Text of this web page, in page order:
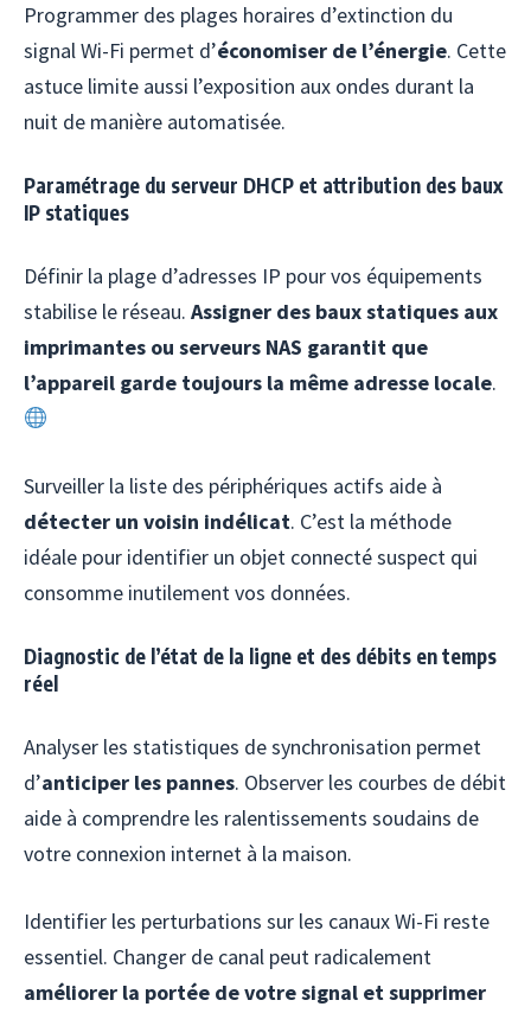
Programmer des plages horaires d’extinction du
signal Wi-Fi permet d’économiser de l’énergie. Cette
astuce limite aussi l’exposition aux ondes durant la
nuit de manière automatisée.
Paramétrage du serveur DHCP et attribution des baux
IP statiques
Définir la plage d’adresses IP pour vos équipements
stabilise le réseau. Assigner des baux statiques aux
imprimantes ou serveurs NAS garantit que
l’appareil garde toujours la même adresse locale.
Surveiller la liste des périphériques actifs aide à
détecter un voisin indélicat. C’est la méthode
idéale pour identifier un objet connecté suspect qui
consomme inutilement vos données.
Diagnostic de l’état de la ligne et des débits en temps
réel
Analyser les statistiques de synchronisation permet
d’anticiper les pannes. Observer les courbes de débit
aide à comprendre les ralentissements soudains de
votre connexion internet à la maison.
Identifier les perturbations sur les canaux Wi-Fi reste
essentiel. Changer de canal peut radicalement
améliorer la portée de votre signal et supprimer